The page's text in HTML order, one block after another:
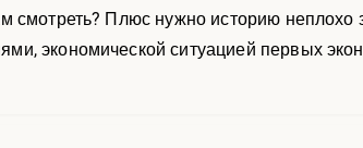
Плюс нужно историю неплохо
экономической ситуацией первых